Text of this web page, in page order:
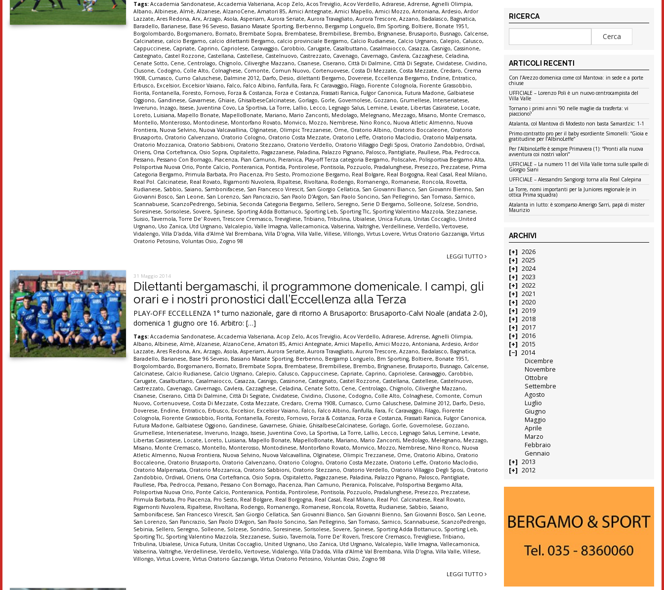
Tags: Accademia Sandonatese,Accademia Valseriana,Acop Zelo,Acos Treviglio,Acov Verdello,Adrarese,Adrense,Agnelli Olimpia,
Albano,Albinese,Almè,Alzanese,AlzanoCene,Amatori 85,Amici Antegnate,Amici Mapello,Amici Mozzo,Antoniana,Ardesio,Ardor
Lazzate,Ares Redona,Arx,Arzago,Asola,Asperiam,Aurora Seriate,Aurora Travagliato,Aurora Trescore,Azzano, Badalasco, Bagnatica,
Baradello, Barianese, Base 96 Seveso, Basiano Masate Sporting, Berbenno, Bergamp Longuelo, Bm Sporting, Boltiere, Bonate 1951,
Borgolombardo, Borgomanero, Bornato, Brembate Sopra, Brembatese, Brembillese, Brembo, Brignanese, Brusaporto, Busnago, Calcense,
Calcinatese, calcio Bergamo, calcio dilettanti Bergamo, calcio provinciale Bergamo, Calcio Rudianese, Calcio Urgnano, Calepio, Calusco,
Cappuccinese, Capriate, Caprino, Capriolese, Caravaggio, Carobbio, Carugate, Casalbuttano, Casalmaiocco, Casazza, Casnigo, Cassinone,
Castegnato, Castel Rozzone, Castellana, Castellese, Castelnuovo, Castrezzato, Cavenago, Cavernago, Cavlera, Cazzaghese, Celadina,
Cenate Sotto, Cene, Centrolago, Chignolo, Ciliverghe Mazzano, Cisanese, Ciserano, Città Di Dalmine, Città Di Segrate, Cividatese, Cividino,
Clusone, Codogno, Colle Alto, Colnaghese, Comonte, Comun Nuovo, Cortenuovese, Costa Di Mezzate, Costa Mezzate, Credaro, Crema
1908, Curnasco, Curno Caluschese, Dalmine 2012, Darfo, Desio, dilettanti Bergamo, Doverese, Eccellenza Bergamo, Endine, Entratico,
Erbusco, Excelsior, Excelsior Vaiano, Falco, Falco Albino, Fanfulla, Fara, Fc Caravaggio, Filago, Fiorente Colognola, Fiorente Grassobbio,
Fiorita, Fontanella, Foresto, Fornovo, Forza & Costanza, Forza e Costanza, Frassati Ranica, Fulgor Canonica, Futura Madone, Galbiatese
Oggiono, Gandinese, Gavarnese, Ghiaie, GhisalbeseCalcinatese, Gorlago, Gorle, Governolese, Gozzano, Grumellese, Interseriatese,
Inveruno, Inzago, Issese, Juventina Covo, La Sportiva, La Torre, Lallio, Lecco, Legnago Salus, Lemine, Levate, Libertas Casiratese, Locate,
Loreto, Luisiana, Mapello Bonate, MapelloBonate, Mariano, Mario Zanconti, Medolago, Melegnano, Mezzago, Misano, Monte Cremasco,
Montello, Monterosso, Montodinese, Montorfano Rovato, Monvico, Mozzo, Nembrese, Nino Ronco, Nuova Atletic Almenno, Nuova
Frontiera, Nuova Selvino, Nuova Valcavallina, Olginatese, Olimpic Trezzanese, Ome, Oratorio Albino, Oratorio Boccaleone, Oratorio
Brusaporto, Oratorio Calvenzano, Oratorio Cologno, Oratorio Costa Mezzate, Oratorio Leffe, Oratorio Maclodio, Oratorio Malpensata,
Oratorio Mozzanica, Oratorio Sabbioni, Oratorio Stezzano, Oratorio Verdello, Oratorio Villaggio Degli Sposi, Oratorio Zandobbio, Ordival,
Oriens, Orsa Cortefranca, Osio Sopra, Ospitaletto, Pagazzanese, Paladina, Palazzo Pignano, Palosco, Pantigliate, Paullese, Pba, Pedrocca,
Pessano, Pessano Con Bornago, Piacenza, Pian Camuno, Pieranica, Play-off Terza categoria Bergamo, Poliscalve, Polisportiva Bergamo Alta,
Polisportiva Nuova Orio, Ponte Calcio, Ponteranica, Pontida, Pontirolese, Pontisola, Pozzuolo, Pradalunghese, Presezzo, Prezzatese, Prima
Categoria Bergamo, Primula Barbata, Pro Piacenza, Pro Sesto, Promozione Bergamo, Real Bolgare, Real Borgogna, Real Casal, Real Milano,
Real Pol. Calcinatese, Real Rovato, Rigamonti Nuvolera, Ripaltese, Rivoltana, Rodengo, Romanengo, Romanese, Roncola, Rovetta,
Rudianese, Sabbio, Saiano, Sambonifacese, San Francesco Virescit, San Giorgio Cellatica, San Giovanni Bianco, San Giovanni Bienno, San
Giovanni Bosco, San Leone, San Lorenzo, San Pancrazio, San Paolo D'Argon, San Paolo Soncino, San Pellegrino, San Tomaso, Sarnico,
Scannabuese, ScanzoPedrengo, Sebinia, Seconda Categoria Bergamo, Sellero, Seregno, Serie D Bergamo, Solleone, Solzese, Sondrio,
Soresinese, Sorisolese, Sovere, Spinese, Sporting Adda Bottanuco, Sporting Leb, Sporting Tlc, Sporting Valentino Mazzola, Stezzanese,
Suisio,Tavernola,Torre De' Roveri,Trescore Cremasco,Trevigliese,Tribiano,Tribulina, Ubialese, Unica Futura, Unitas Coccaglio, United
Urgnano, Uso Zanica, Utd Urgnano,Valcalepio,Valle Imagna,Vallecamonica,Valserina,Valtrighe,Verdellinese,Verdello,Vertovese,
Vidalengo,Villa D'adda,Villa d'Almè Val Brembana,Villa D'ogna,Villa Valle,Villese,Villongo,Virtus Lovere,Virtus Oratorio Gazzaniga,Virtus
Oratorio Petosino,Voluntas Osio, Zogno 98
LEGGI TUTTO
31 Maggio 2014
Dilettanti bergamaschi, il programmone domenicale. I campi, gli
orari e i nostri pronostici dall’Eccellenza alla Terza
PLAY-OFF ECCELLENZA 1° turno nazionale, gare di ritorno A Brusaporto: Brusaporto-Calvi Noale (andata 2-0),
domenica 1 giugno ore 16. Arbitro: […]
Tags: Accademia Sandonatese,Accademia Valseriana,Acop Zelo,Acos Treviglio,Acov Verdello,Adrarese,Adrense,Agnelli Olimpia,
Albano,Albinese,Almè,Alzanese,AlzanoCene,Amatori 85,Amici Antegnate,Amici Mapello,Amici Mozzo,Antoniana,Ardesio,Ardor
Lazzate,Ares Redona,Arx,Arzago,Asola,Asperiam,Aurora Seriate,Aurora Travagliato,Aurora Trescore,Azzano, Badalasco, Bagnatica,
Baradello, Barianese, Base 96 Seveso, Basiano Masate Sporting, Berbenno, Bergamp Longuelo, Bm Sporting, Boltiere, Bonate 1951,
Borgolombardo, Borgomanero, Bornato, Brembate Sopra, Brembatese, Brembillese, Brembo, Brignanese, Brusaporto, Busnago, Calcense,
Calcinatese, Calcio Rudianese, Calcio Urgnano, Calepio, Calusco, Cappuccinese, Capriate, Caprino, Capriolese, Caravaggio, Carobbio,
Carugate, Casalbuttano, Casalmaiocco, Casazza, Casnigo, Cassinone, Castegnato, Castel Rozzone, Castellana, Castellese, Castelnuovo,
Castrezzato, Cavenago, Cavernago, Cavlera, Cazzaghese, Celadina, Cenate Sotto, Cene, Centrolago, Chignolo, Ciliverghe Mazzano,
Cisanese, Ciserano, Città Di Dalmine, Città Di Segrate, Cividatese, Cividino, Clusone, Codogno, Colle Alto, Colnaghese, Comonte, Comun
Nuovo, Cortenuovese, Costa Di Mezzate, Costa Mezzate, Credaro, Crema 1908, Curnasco, Curno Caluschese, Dalmine 2012, Darfo, Desio,
Doverese, Endine, Entratico, Erbusco, Excelsior, Excelsior Vaiano, Falco, Falco Albino, Fanfulla, Fara, Fc Caravaggio, Filago, Fiorente
Colognola, Fiorente Grassobbio, Fiorita, Fontanella, Foresto, Fornovo, Forza & Costanza, Forza e Costanza, Frassati Ranica, Fulgor Canonica,
Futura Madone, Galbiatese Oggiono, Gandinese, Gavarnese, Ghiaie, GhisalbeseCalcinatese, Gorlago, Gorle, Governolese, Gozzano,
Grumellese, Interseriatese, Inveruno, Inzago, Issese, Juventina Covo, La Sportiva, La Torre, Lallio, Lecco, Legnago Salus, Lemine, Levate,
Libertas Casiratese, Locate, Loreto, Luisiana, Mapello Bonate, MapelloBonate, Mariano, Mario Zanconti, Medolago, Melegnano, Mezzago,
Misano, Monte Cremasco, Montello, Monterosso, Montodinese, Montorfano Rovato, Monvico, Mozzo, Nembrese, Nino Ronco, Nuova
Atletic Almenno, Nuova Frontiera, Nuova Selvino, Nuova Valcavallina, Olginatese, Olimpic Trezzanese, Ome, Oratorio Albino, Oratorio
Boccaleone, Oratorio Brusaporto, Oratorio Calvenzano, Oratorio Cologno, Oratorio Costa Mezzate, Oratorio Leffe, Oratorio Maclodio,
Oratorio Malpensata, Oratorio Mozzanica, Oratorio Sabbioni, Oratorio Stezzano, Oratorio Verdello, Oratorio Villaggio Degli Sposi, Oratorio
Zandobbio, Ordival, Oriens, Orsa Cortefranca, Osio Sopra, Ospitaletto, Pagazzanese, Paladina, Palazzo Pignano, Palosco, Pantigliate,
Paullese, Pba, Pedrocca, Pessano, Pessano Con Bornago, Piacenza, Pian Camuno, Pieranica, Poliscalve, Polisportiva Bergamo Alta,
Polisportiva Nuova Orio, Ponte Calcio, Ponteranica, Pontida, Pontirolese, Pontisola, Pozzuolo, Pradalunghese, Presezzo, Prezzatese,
Primula Barbata, Pro Piacenza, Pro Sesto, Real Bolgare, Real Borgogna, Real Casal, Real Milano, Real Pol. Calcinatese, Real Rovato,
Rigamonti Nuvolera, Ripaltese, Rivoltana, Rodengo, Romanengo, Romanese, Roncola, Rovetta, Rudianese, Sabbio, Saiano,
Sambonifacese, San Francesco Virescit, San Giorgio Cellatica, San Giovanni Bianco, San Giovanni Bienno, San Giovanni Bosco, San Leone,
San Lorenzo, San Pancrazio, San Paolo D'Argon, San Paolo Soncino, San Pellegrino, San Tomaso, Sarnico, Scannabuese, ScanzoPedrengo,
Sebinia, Sellero, Seregno, Solleone, Solzese, Sondrio, Soresinese, Sorisolese, Sovere, Spinese, Sporting Adda Bottanuco, Sporting Leb,
Sporting Tlc, Sporting Valentino Mazzola, Stezzanese, Suisio,Tavernola,Torre De' Roveri,Trescore Cremasco,Trevigliese,Tribiano,
Tribulina, Ubialese, Unica Futura, Unitas Coccaglio, United Urgnano, Uso Zanica, Utd Urgnano,Valcalepio,Valle Imagna,Vallecamonica,
Valserina,Valtrighe,Verdellinese,Verdello,Vertovese,Vidalengo,Villa D'adda,Villa d'Almè Val Brembana,Villa D'ogna,Villa Valle,Villese,
Villongo,Virtus Lovere,Virtus Oratorio Gazzaniga,Virtus Oratorio Petosino,Voluntas Osio, Zogno 98
LEGGI TUTTO
RICERCA
ARTICOLI RECENTI
Con l’Arezzo domenica come col Mantova: in sede e a porte
chiuse
UFFICIALE – Lorenzo Poli è un nuovo centrocampista del
Villa Valle
Tornano i primi anni ’90 nelle maglie da trasferta: vi
piacciono?
Atalanta, col Mantova di Modesto non basta Samardzic: 1-1
Primo contratto pro per il baby esordiente Simonelli: “Gioia e
gratitudine per l’AlbinoLeffe”
Per l’AlbinoLeffe è sempre Primavera (1): “Pronti alla nuova
avventura coi nostri valori”
UFFICIALE – La numero 11 del Villa Valle torna sulle spalle di
Giorgio Siani
UFFICIALE – Alessandro Sangiorgi torna alla Real Calepina
La Torre, nomi importanti per la Juniores regionale (e in
ottica Prima squadra)
Atalanta in lutto: è scomparso Amerigo Sarri, papà di mister
Maurizio
ARCHIVI
2026
2025
2024
2023
2022
2021
2020
2019
2018
2017
2016
2015
2014
Dicembre
Novembre
Ottobre
Settembre
Agosto
Luglio
Giugno
Maggio
Aprile
Marzo
Febbraio
Gennaio
2013
2012